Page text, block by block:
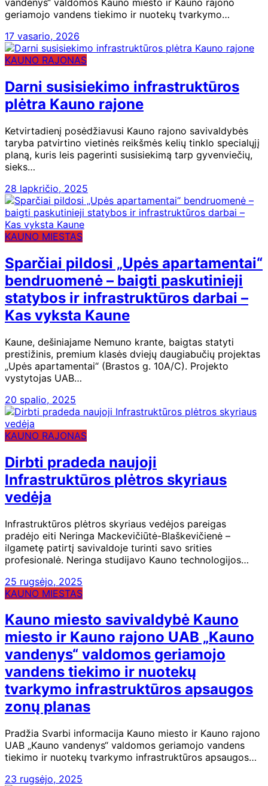
vandenys“ valdomos Kauno miesto ir Kauno rajono
geriamojo vandens tiekimo ir nuotekų tvarkymo…
17 vasario, 2026
KAUNO RAJONAS
Darni susisiekimo infrastruktūros
plėtra Kauno rajone
Ketvirtadienį posėdžiavusi Kauno rajono savivaldybės
taryba patvirtino vietinės reikšmės kelių tinklo specialųjį
planą, kuris leis pagerinti susisiekimą tarp gyvenviečių,
sieks…
28 lapkričio, 2025
KAUNO MIESTAS
Sparčiai pildosi „Upės apartamentai“
bendruomenė – baigti paskutinieji
statybos ir infrastruktūros darbai –
Kas vyksta Kaune
Kaune, dešiniajame Nemuno krante, baigtas statyti
prestižinis, premium klasės dviejų daugiabučių projektas
„Upės apartamentai“ (Brastos g. 10A/C). Projekto
vystytojas UAB…
20 spalio, 2025
KAUNO RAJONAS
Dirbti pradeda naujoji
Infrastruktūros plėtros skyriaus
vedėja
Infrastruktūros plėtros skyriaus vedėjos pareigas
pradėjo eiti Neringa Mackevičiūtė-Blaškevičienė –
ilgametę patirtį savivaldoje turinti savo srities
profesionalė. Neringa studijavo Kauno technologijos…
25 rugsėjo, 2025
KAUNO MIESTAS
Kauno miesto savivaldybė Kauno
miesto ir Kauno rajono UAB „Kauno
vandenys“ valdomos geriamojo
vandens tiekimo ir nuotekų
tvarkymo infrastruktūros apsaugos
zonų planas
Pradžia Svarbi informacija Kauno miesto ir Kauno rajono
UAB „Kauno vandenys“ valdomos geriamojo vandens
tiekimo ir nuotekų tvarkymo infrastruktūros apsaugos…
23 rugsėjo, 2025